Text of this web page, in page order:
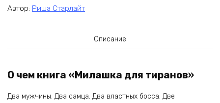
Автор: Риша Старлайт
Описание
О чем книга «Милашка для тиранов»
Два мужчины. Два самца. Два властных босса. Две